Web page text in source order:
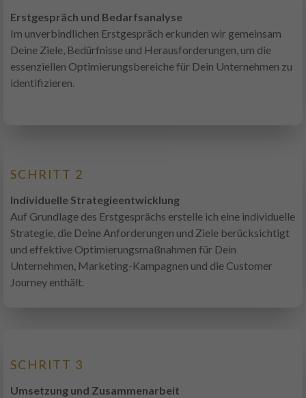
Erstgespräch und Bedarfsanalyse
Im unverbindlichen Erstgespräch erkunden wir gemeinsam
Deine Ziele, Bedürfnisse und Herausforderungen, um die
essenziellen Optimierungsbereiche für Dein Unternehmen zu
identifizieren.
SCHRITT 2
Individuelle Strategieentwicklung
Auf Grundlage des Erstgesprächs erstelle ich eine individuelle
Strategie, die Deine Anforderungen und Ziele berücksichtigt
und effektive Optimierungsmaßnahmen für Dein
Unternehmen, Marketing-Kampagnen und die Customer
Journey enthält.
SCHRITT 3
Umsetzung und Zusammenarbeit